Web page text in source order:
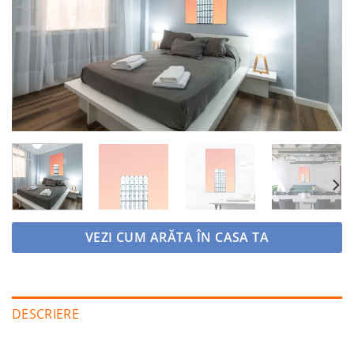
VEZI CUM ARĂTA ÎN CASA TA
DESCRIERE